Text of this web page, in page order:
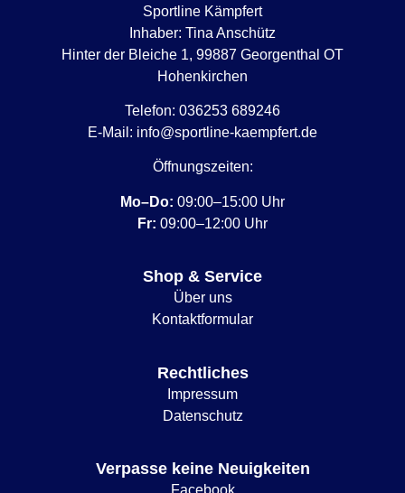
Sportline Kämpfert
Inhaber: Tina Anschütz
Hinter der Bleiche 1, 99887 Georgenthal OT
Hohenkirchen
Telefon: 036253 689246
E-Mail: info@sportline-kaempfert.de
Öffnungszeiten:
Mo–Do: 09:00–15:00 Uhr
Fr: 09:00–12:00 Uhr
Shop & Service
Über uns
Kontaktformular
Rechtliches
Impressum
Datenschutz
Verpasse keine Neuigkeiten
Facebook